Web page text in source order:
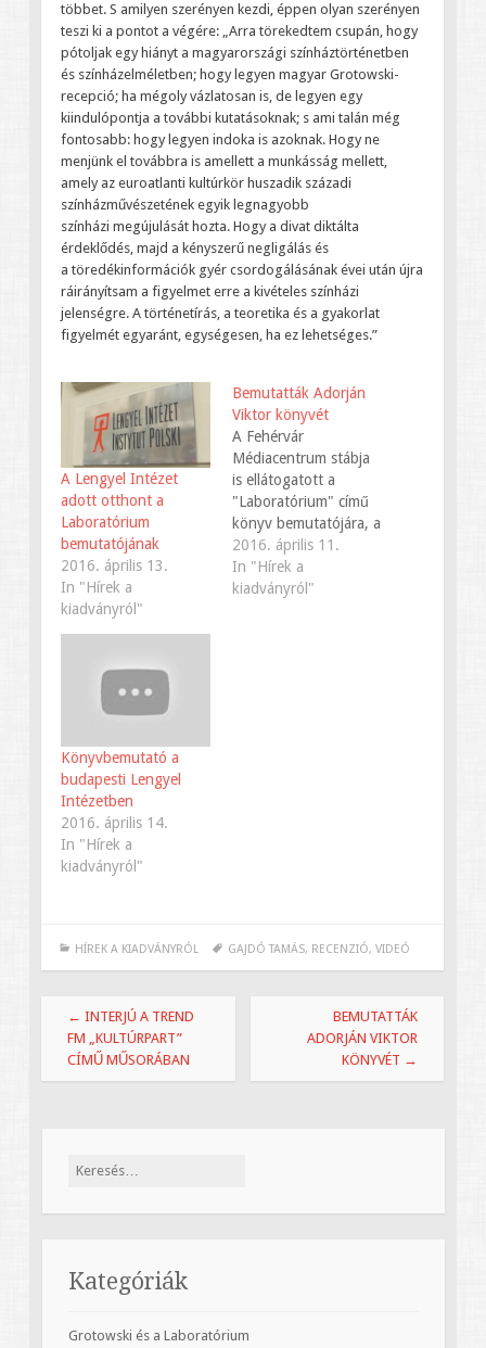
többet. S amilyen szerényen kezdi, éppen olyan szerényen
teszi ki a pontot a végére: „Arra törekedtem csupán, hogy
pótoljak egy hiányt a magyarországi színháztörténetben
és színházelméletben; hogy legyen magyar Grotowski-
recepció; ha mégoly vázlatosan is, de legyen egy
kiindulópontja a további kutatásoknak; s ami talán még
fontosabb: hogy legyen indoka is azoknak. Hogy ne
menjünk el továbbra is amellett a munkásság mellett,
amely az euroatlanti kultúrkör huszadik századi
színházművészetének egyik legnagyobb
színházi megújulását hozta. Hogy a divat diktálta
érdeklődés, majd a kényszerű negligálás és
a töredékinformációk gyér csordogálásának évei után újra
ráirányítsam a figyelmet erre a kivételes színházi
jelenségre. A történetírás, a teoretika és a gyakorlat
figyelmét egyaránt, egységesen, ha ez lehetséges.”
A Lengyel Intézet
adott otthont a
Laboratórium
bemutatójának
2016. április 13.
In "Hírek a
kiadványról"
Bemutatták Adorján
Viktor könyvét
A Fehérvár
Médiacentrum stábja
is ellátogatott a
"Laboratórium" című
könyv bemutatójára, a
budapesti Lengyel
Intézetbe. A szerző
mellett interjút adott
2016. április 11.
In "Hírek a
kiadványról"
Könyvbemutató a
budapesti Lengyel
Intézetben
2016. április 14.
In "Hírek a
kiadványról"
HÍREK A KIADVÁNYRÓL GAJDÓ TAMÁS, RECENZIÓ,VIDEÓ
Bejegyzések
navigációja
← INTERJÚ A TREND
FM „KULTÚRPART”
CÍMŰ MŰSORÁBAN
BEMUTATTÁK
ADORJÁN VIKTOR
KÖNYVÉT →
Keresés:
Kategóriák
Grotowski és a Laboratórium